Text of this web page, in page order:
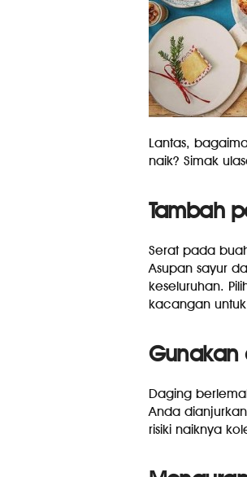
Lantas,
naik? Simak
Tambah
Serat pada
Asupan sayur
keseluruhan.
kacangan
Gunakan
Daging
Anda
risiki naiknya